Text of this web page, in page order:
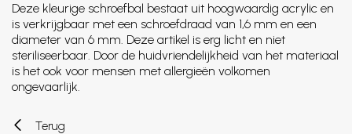
Deze kleurige schroefbal bestaat uit hoogwaardig acrylic en
is verkrijgbaar met een schroefdraad van 1,6 mm en een
diameter van 6 mm. Deze artikel is erg licht en niet
steriliseerbaar. Door de huidvriendelijkheid van het materiaal
is het ook voor mensen met allergieën volkomen
ongevaarlijk.
Terug